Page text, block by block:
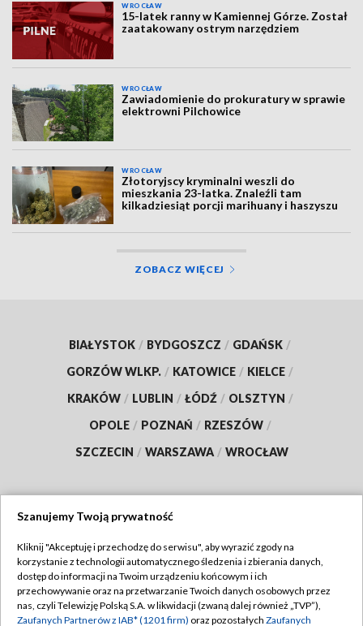
WROCŁAW
15-latek ranny w Kamiennej Górze. Został
zaatakowany ostrym narzędziem
WROCŁAW
Zawiadomienie do prokuratury w sprawie
elektrowni Pilchowice
WROCŁAW
Złotoryjscy kryminalni weszli do
mieszkania 23-latka. Znaleźli tam
kilkadziesiąt porcji marihuany i haszyszu
ZOBACZ WIĘCEJ
BIAŁYSTOK / BYDGOSZCZ / GDAŃSK /
GORZÓW WLKP. / KATOWICE / KIELCE /
KRAKÓW / LUBLIN / ŁÓDŹ / OLSZTYN /
OPOLE / POZNAŃ / RZESZÓW /
SZCZECIN / WARSZAWA / WROCŁAW
TVP
Abonament TVP
Emisja w TVP
Regulamin TVP
Polityka prywatności
Szanujemy Twoją prywatność
Kliknij "Akceptuję i przechodzę do serwisu", aby wyrazić zgody na
korzystanie z technologii automatycznego śledzenia i zbierania danych,
dostęp do informacji na Twoim urządzeniu końcowym i ich
przechowywanie oraz na przetwarzanie Twoich danych osobowych przez
nas, czyli Telewizję Polską S.A. w likwidacji (zwaną dalej również „TVP”),
Zaufanych Partnerów z IAB* (1201 firm) oraz pozostałych Zaufanych